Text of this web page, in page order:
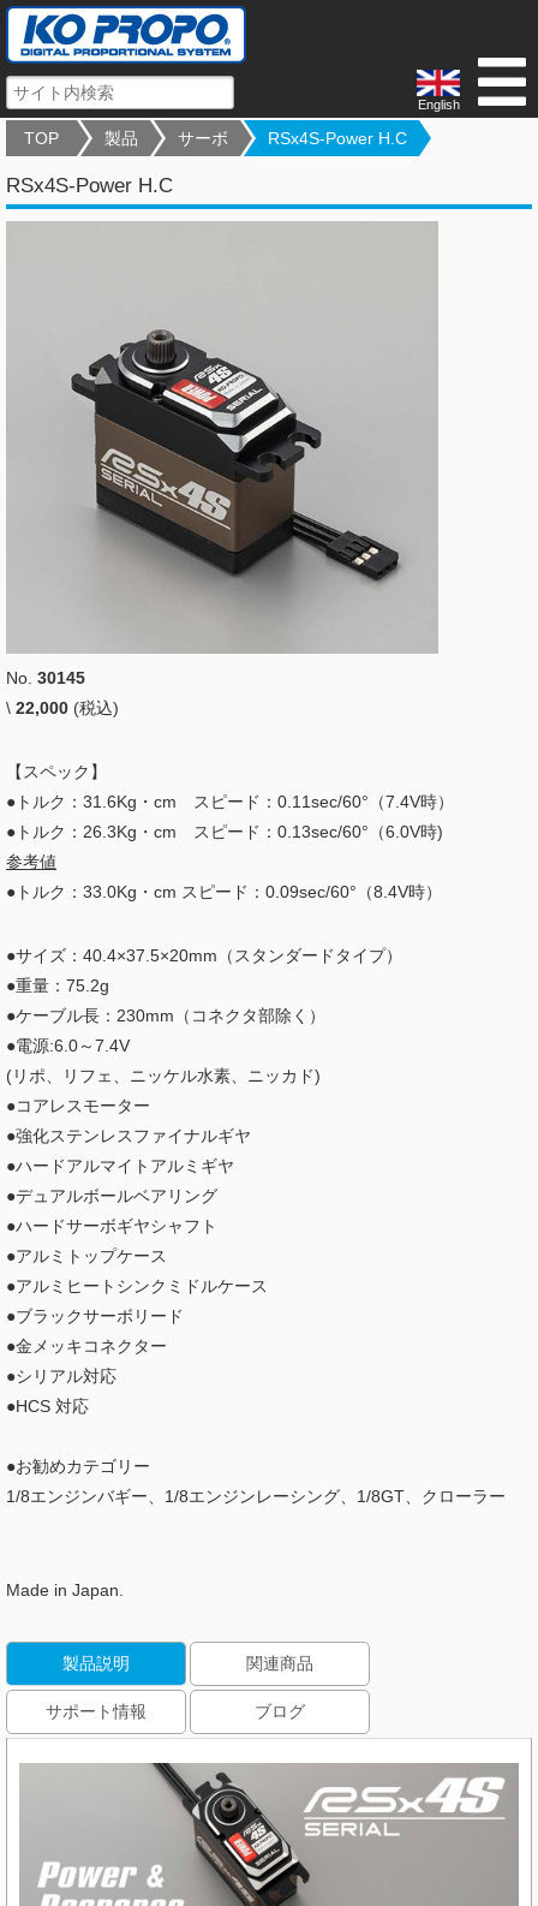
English
TOP 製品 サーボ RSx4S-Power H.C
RSx4S-Power H.C
No. 30145
\ 22,000 (税込)
【スペック】
●トルク：31.6Kg・cm スピード：0.11sec/60°（7.4V時）
●トルク：26.3Kg・cm スピード：0.13sec/60°（6.0V時)
参考値
●トルク：33.0Kg・cm スピード：0.09sec/60°（8.4V時）
●サイズ：40.4×37.5×20mm（スタンダードタイプ）
●重量：75.2g
●ケーブル長：230mm（コネクタ部除く）
●電源:6.0～7.4V
(リポ、リフェ、ニッケル水素、ニッカド)
●コアレスモーター
●強化ステンレスファイナルギヤ
●ハードアルマイトアルミギヤ
●デュアルボールベアリング
●ハードサーボギヤシャフト
●アルミトップケース
●アルミヒートシンクミドルケース
●ブラックサーボリード
●金メッキコネクター
●シリアル対応
●HCS 対応
●お勧めカテゴリー
1/8エンジンバギー、1/8エンジンレーシング、1/8GT、クローラー
Made in Japan.
製品説明 関連商品
サポート情報 ブログ